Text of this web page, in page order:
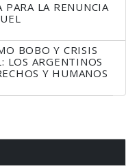
PARA LA RENUNCIA
BOBO Y CRISIS
LOS ARGENTINOS
Y HUMANOS